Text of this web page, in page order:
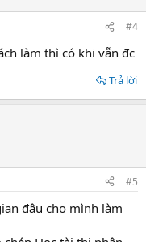
#4
làm thì có khi vẫn đc
Trả lời
#5
đâu cho mình làm